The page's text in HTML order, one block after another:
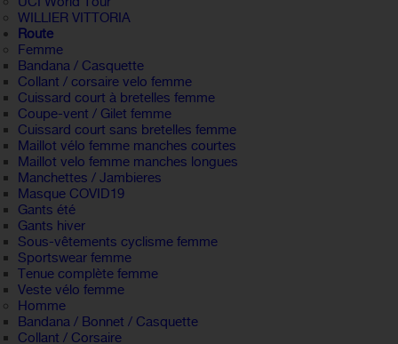
WILLIER VITTORIA
Route
Femme
Bandana / Casquette
Collant / corsaire velo femme
Cuissard court à bretelles femme
Coupe-vent / Gilet femme
Cuissard court sans bretelles femme
Maillot vélo femme manches courtes
Maillot velo femme manches longues
Manchettes / Jambieres
Masque COVID19
Gants été
Gants hiver
Sous-vêtements cyclisme femme
Sportswear femme
Tenue complète femme
Veste vélo femme
Homme
Bandana / Bonnet / Casquette
Collant / Corsaire